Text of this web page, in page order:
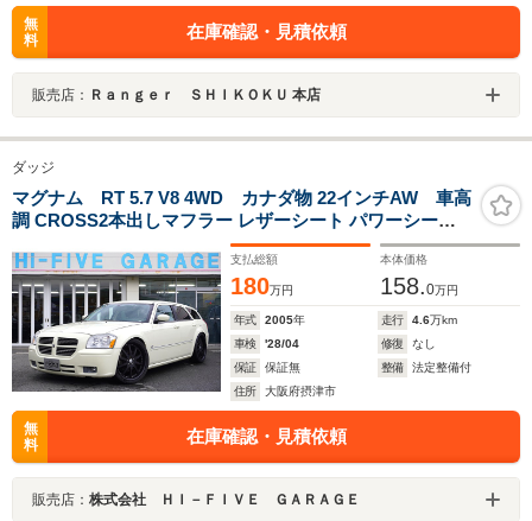
無
料
在庫確認・見積依頼
販売店： Ｒａｎｇｅｒ ＳＨＩＫＯＫＵ 本店
ダッジ
マグナム RT 5.7 V8 4WD カナダ物 22インチAW 車高
調 CROSS2本出しマフラー レザーシート パワーシート
シートヒーター サンルーフ パナソニック有機ELナビ
支払総額
180万円
本体価格
158.0万円
年式 2005年 走行 4.6万km
車検
'28/04 修復
なし
保証
保証無 整備
法定整備付
住所
大阪府摂津市
無
料
在庫確認・見積依頼
販売店： 株式会社 ＨＩ－ＦＩＶＥ ＧＡＲＡＧＥ